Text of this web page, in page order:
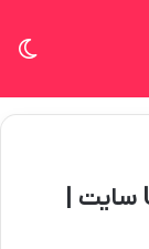
بررسی و بهینه سازی ساختار URL سایت |